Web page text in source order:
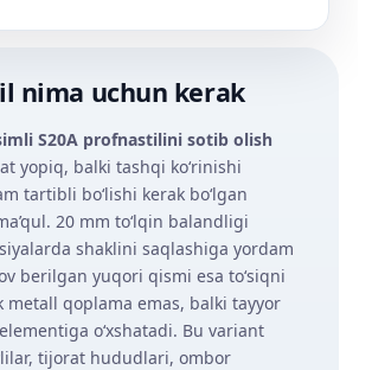
nima uchun kerak
S20A profnastilini sotib olish
yopiq, balki tashqi ko‘rinishi
tartibli bo‘lishi kerak bo‘lgan
20 mm to‘lqin balandligi
shaklini saqlashiga yordam
berilgan yuqori qismi esa to‘siqni
metall qoplama emas, balki tayyor
o‘xshatadi. Bu variant
tijorat hududlari, ombor